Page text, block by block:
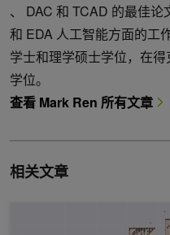
、 DAC 和 TCAD 的最佳
和 EDA 人工智能方面的工
学士和理学硕士学位，在
学位。
查看 Mark Ren 所有文章
相关文章
在电路设计中使用生成式 AI 模